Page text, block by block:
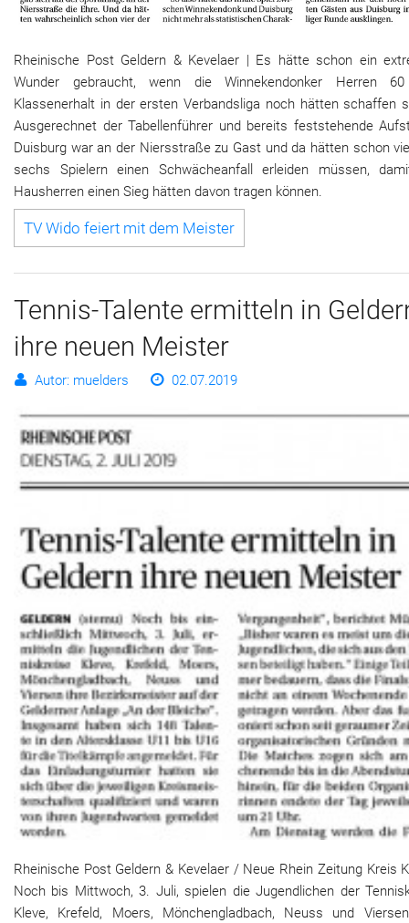
Rheinische Post Geldern & Kevelaer | Es hätte schon ein
Wunder gebraucht, wenn die Winnekendonker Herren
Klassenerhalt in der ersten Verbandsliga noch hätten schaffen
Ausgerechnet der Tabellenführer und bereits feststehende
Duisburg war an der Niersstraße zu Gast und da hätten schon
sechs Spielern einen Schwächeanfall erleiden müssen,
Hausherren einen Sieg hätten davon tragen können.
TV Wido feiert mit dem Meister
Tennis-Talente ermitteln in
ihre neuen Meister
Autor: muelders 02.07.2019
Rheinische Post Geldern & Kevelaer / Neue Rhein Zeitung Kreis
Noch bis Mittwoch, 3. Juli, spielen die Jugendlichen der
Kleve, Krefeld, Moers, Mönchengladbach, Neuss und